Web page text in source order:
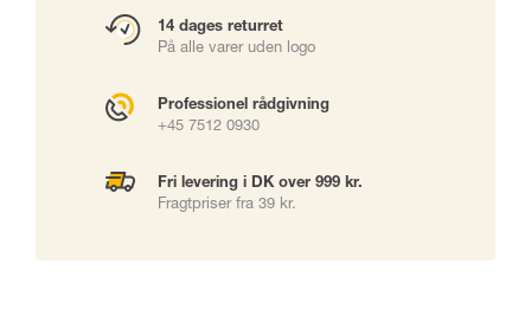
14 dages returret
På alle varer uden logo
Professionel rådgivning
+45 7512 0930
Fri levering i DK over 999 kr.
Fragtpriser fra 39 kr.